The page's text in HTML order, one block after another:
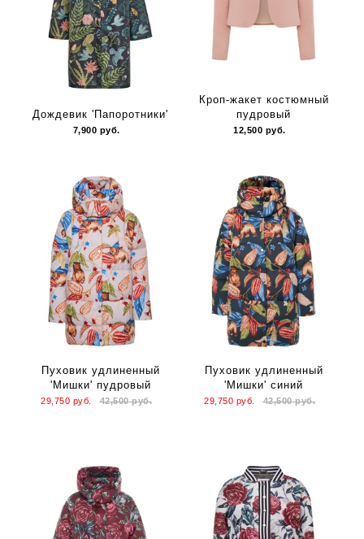
Дождевик 'Папоротники'
7,900 руб.
Кроп-жакет костюмный
пудровый
12,500 руб.
Пуховик удлиненный
'Мишки' пудровый
29,750 руб. 42,500 руб.
Пуховик удлиненный
'Мишки' синий
29,750 руб. 42,500 руб.